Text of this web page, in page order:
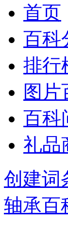
首页
百科
排行
图片
百科
礼品
创建词
轴承百